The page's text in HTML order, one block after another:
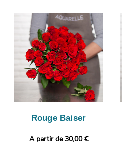
Rouge Baiser
A partir de 30,00 €